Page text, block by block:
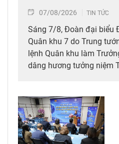
07/08/2026 TIN TỨC
Sáng 7/8, Đoàn đại biểu
Quân khu 7 do Trung
lệnh Quân khu làm
dâng hương tưởng niệm
liệt sĩ và xác minh thông
Công viên Lê Thị Riêng,
Thành phố Hồ Chí Minh.